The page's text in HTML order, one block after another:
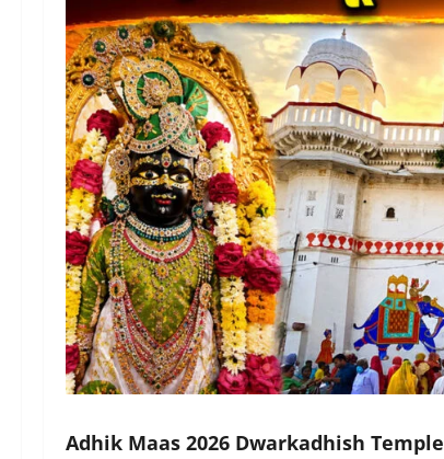
Adhik Maas 2026 Dwarkadhish Temple